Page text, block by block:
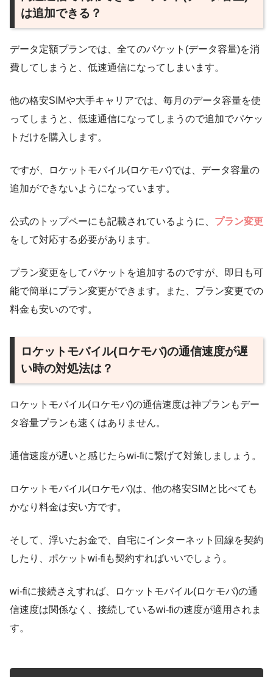
は追加できる？
データ定額プランでは、全てのパケット(データ容量)を消
費してしまうと、低速通信になってしまいます。
他の格安SIMや大手キャリアでは、毎月のデータ容量を使
ってしまうと、低速通信になってしまうので追加でパケッ
トだけを購入します。
ですが、ロケットモバイル(ロケモバ)では、データ容量の
追加ができないようになっています。
公式のトップペーにも記載されているように、 プラン変更
をして対応する必要があります。
プラン変更をしてパケットを追加するのですが、即日も可
能で簡単にプラン変更ができます。また、プラン変更での
料金も安いのです。
ロケットモバイル(ロケモバ)の通信速度が遅
い時の対処法は？
ロケットモバイル(ロケモバ)の通信速度は神プランもデー
タ容量プランも速くはありません。
通信速度が遅いと感じたらwi-fiに繋げて対策しましょう。
ロケットモバイル(ロケモバ)は、他の格安SIMと比べても
かなり料金は安い方です。
そして、浮いたお金で、自宅にインターネット回線を契約
したり、ポケットwi-fiも契約すればいいでしょう。
wi-fiに接続さえすれば、ロケットモバイル(ロケモバ)の通
信速度は関係なく、接続しているwi-fiの速度が適用されま
す。